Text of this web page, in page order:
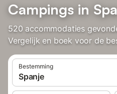
Campings in
520 accommodaties
Vergelijk en boek voor de
Bestemming
Spanje